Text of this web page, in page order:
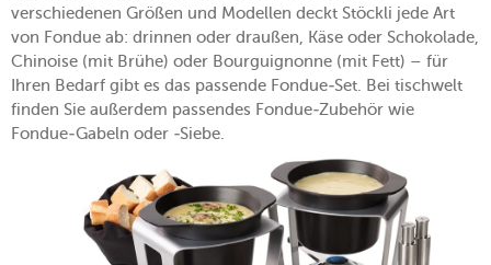
verschiedenen Größen und Modellen deckt Stöckli jede Art
von Fondue ab: drinnen oder draußen, Käse oder Schokolade,
Chinoise (mit Brühe) oder Bourguignonne (mit Fett) – für
Ihren Bedarf gibt es das passende Fondue-Set. Bei tischwelt
finden Sie außerdem passendes Fondue-Zubehör wie
Fondue-Gabeln oder -Siebe.